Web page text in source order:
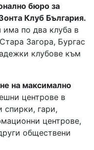
бюро за
Клуб България.
по два клуба в
Загора, Бургас
клубове към
на максимално
центрове в
спирки, гари,
центрове,
обществени